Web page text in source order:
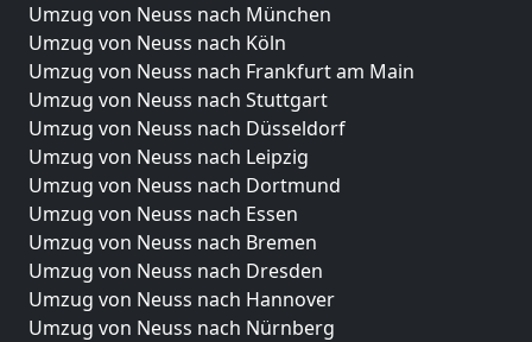
Umzug von Neuss nach München
Umzug von Neuss nach Köln
Umzug von Neuss nach Frankfurt am Main
Umzug von Neuss nach Stuttgart
Umzug von Neuss nach Düsseldorf
Umzug von Neuss nach Leipzig
Umzug von Neuss nach Dortmund
Umzug von Neuss nach Essen
Umzug von Neuss nach Bremen
Umzug von Neuss nach Dresden
Umzug von Neuss nach Hannover
Umzug von Neuss nach Nürnberg